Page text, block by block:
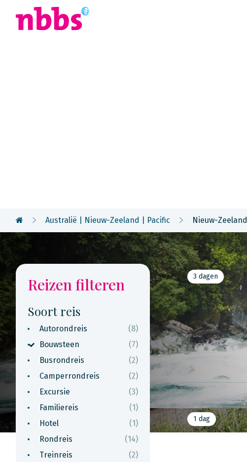
Australië | Nieuw-Zeeland | Pacific Nieuw-Zeeland
Reizen filteren
Soort reis
Autorondreis
(8)
Bouwsteen
(7)
Busrondreis
(2)
Camperrondreis
(2)
Excursie
(3)
Familiereis
(1)
Hotel
(1)
Rondreis
(14)
Treinreis
(2)
3 dagen
1 dag